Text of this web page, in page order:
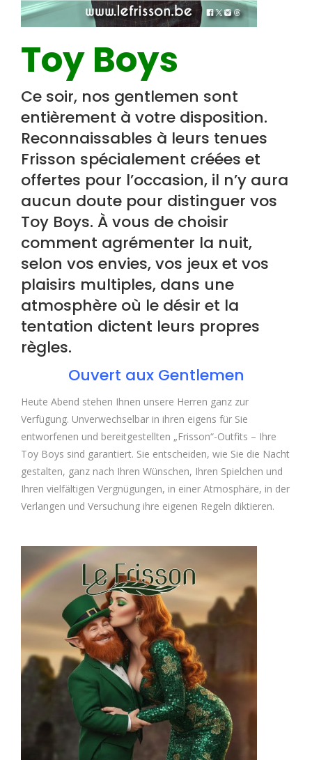
Toy Boys
Ce soir, nos gentlemen sont
entièrement à votre disposition.
Reconnaissables à leurs tenues
Frisson spécialement créées et
offertes pour l’occasion, il n’y aura
aucun doute pour distinguer vos
Toy Boys. À vous de choisir
comment agrémenter la nuit,
selon vos envies, vos jeux et vos
plaisirs multiples, dans une
atmosphère où le désir et la
tentation dictent leurs propres
règles.
Ouvert aux Gentlemen
Heute Abend stehen Ihnen unsere Herren ganz zur
Verfügung. Unverwechselbar in ihren eigens für Sie
entworfenen und bereitgestellten „Frisson“-Outfits – Ihre
Toy Boys sind garantiert. Sie entscheiden, wie Sie die Nacht
gestalten, ganz nach Ihren Wünschen, Ihren Spielchen und
Ihren vielfältigen Vergnügungen, in einer Atmosphäre, in der
Verlangen und Versuchung ihre eigenen Regeln diktieren.